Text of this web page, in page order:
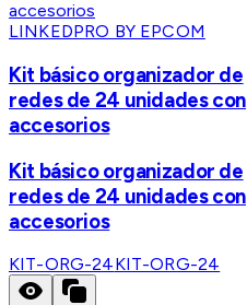
LINKEDPRO BY EPCOM
Kit básico organizador de
redes de 24 unidades con
accesorios
Kit básico organizador de
redes de 24 unidades con
accesorios
KIT-ORG-24KIT-ORG-24